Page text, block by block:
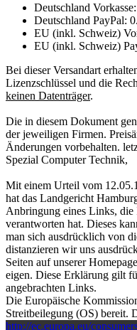
Deutschland
Deutschland PayPal:
EU (inkl. Schweiz)
EU (inkl. Schweiz)
Bei dieser Versandart
Lizenzschlüssel und die
keinen Datenträger.
Die in diesem Dokument
der jeweiligen Firmen.
Änderungen vorbehalten.
Spezial Computer Technik,
Mit einem Urteil vom
hat das Landgericht
Anbringung eines Links, die
verantworten hat. Dieses
man sich ausdrücklich von
distanzieren wir uns
Seiten auf unserer
eigen. Diese Erklärung gilt
angebrachten Links.
Die Europäische
Streitbeilegung (OS) bereit.
http://ec.europa.eu/